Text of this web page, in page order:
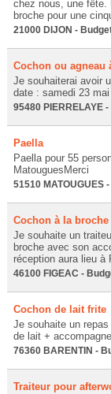
chez nous, une fête.
broche pour une
21000 DIJON -
Cochon ou agneau
Je souhaiterai avoir
date : samedi 23
95480 PIERRELAYE
Paella
Paella pour 55
MatouguesMerci
51510 MATOUGUES
Cochon à la
Je souhaite un
broche avec son
réception aura lieu à
46100 FIGEAC -
Cochon de lait frite
Je souhaite un
de lait +
76360 BARENTIN -
Traiteur pour